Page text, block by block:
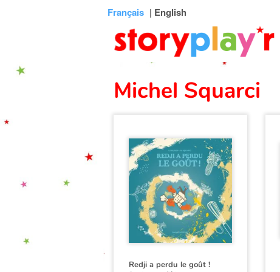
Français | English
Michel Squarci
Redji a perdu le goût !